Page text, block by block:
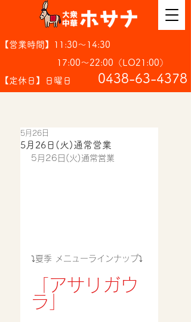
【営業時間】11:30～14:30
17:00～22:00（LO21:00）
【定休日】日曜日
​0438-63-4378
5月26日(火)通常営業
5月26日
5月26日(火)通常営業
⤵︎夏季 メニューラインナップ⤵︎
「アサリガウ
ラ」